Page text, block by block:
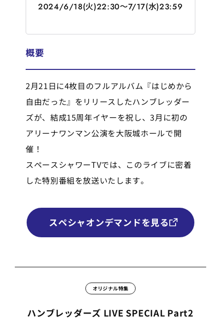
2024/6/18(火)22:30～7/17(水)23:59
概要
2月21日に4枚目のフルアルバム『はじめから
自由だった』をリリースしたハンブレッダー
ズが、結成15周年イヤーを祝し、3月に初の
アリーナワンマン公演を大阪城ホールで開
催！
スペースシャワーTVでは、このライブに密着
した特別番組を放送いたします。
スペシャオンデマンドを見る
オリジナル特集
ハンブレッダーズ LIVE SPECIAL Part2